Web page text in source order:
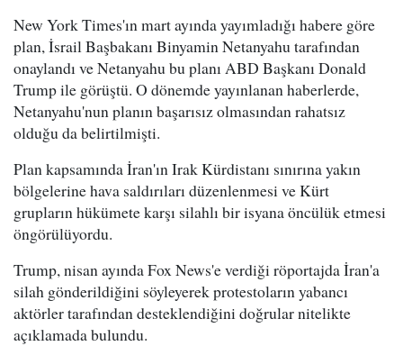
New York Times'ın mart ayında yayımladığı habere göre
plan, İsrail Başbakanı Binyamin Netanyahu tarafından
onaylandı ve Netanyahu bu planı ABD Başkanı Donald
Trump ile görüştü. O dönemde yayınlanan haberlerde,
Netanyahu'nun planın başarısız olmasından rahatsız
olduğu da belirtilmişti.
Plan kapsamında İran'ın Irak Kürdistanı sınırına yakın
bölgelerine hava saldırıları düzenlenmesi ve Kürt
grupların hükümete karşı silahlı bir isyana öncülük etmesi
öngörülüyordu.
Trump, nisan ayında Fox News'e verdiği röportajda İran'a
silah gönderildiğini söyleyerek protestoların yabancı
aktörler tarafından desteklendiğini doğrular nitelikte
açıklamada bulundu.